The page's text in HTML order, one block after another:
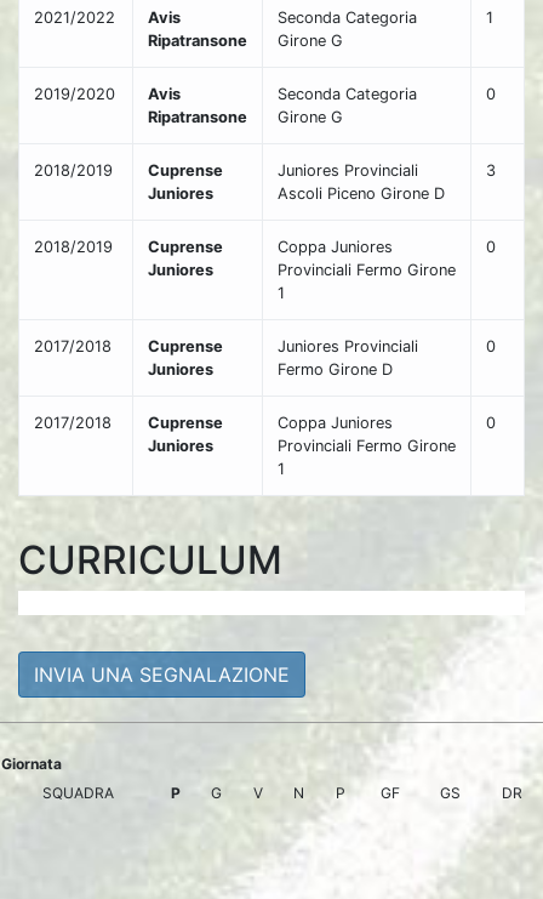
2021/2022
Avis
Ripatransone
Seconda Categoria
Girone G
1
2019/2020
Avis
Ripatransone
Seconda Categoria
Girone G
0
2018/2019
Cuprense
Juniores
Juniores Provinciali
Ascoli Piceno Girone D
3
2018/2019
Cuprense
Juniores
Coppa Juniores
Provinciali Fermo Girone
1
0
2017/2018
Cuprense
Juniores
Juniores Provinciali
Fermo Girone D
0
2017/2018
Cuprense
Juniores
Coppa Juniores
Provinciali Fermo Girone
1
0
CURRICULUM
INVIA UNA SEGNALAZIONE
Giornata
SQUADRA
P G V N P GF GS DR